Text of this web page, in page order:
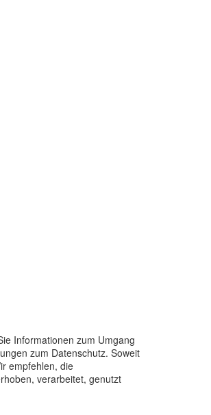
Informationen zum Umgang
zum Datenschutz. Soweit
empfehlen, die
verarbeitet, genutzt